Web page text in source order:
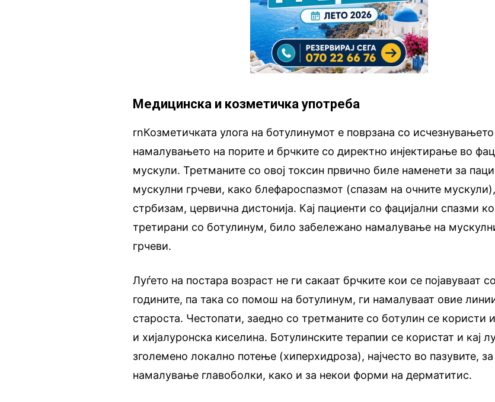
Медицинска и козметичка употреба
rnКозметичката улога на ботулинумот е поврзана со
намалувањето на порите и брчките со директно инјектирање во
мускули. Третманите со овој токсин првично биле наменети за
мускулни грчеви, како блефароспазмот (спазам на очните мускули),
стрбизам, цервична дистонија. Кај пациенти со фацијални спазми
третирани со ботулинум, било забележано намалување на
грчеви.
Луѓето на постара возраст не ги сакаат брчките кои се појавуваат
годините, па така со помош на ботулинум, ги намалуваат овие
староста. Честопати, заедно со третманите со ботулин се користи
и хијалуронска киселина. Ботулинските терапии се користат и кај
зголемено локално потење (хиперхидроза), најчесто во пазувите, за
намалување главоболки, како и за некои форми на дерматитис.